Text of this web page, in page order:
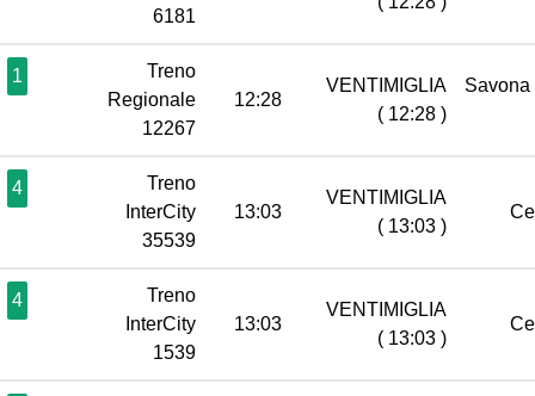
6181
1
Treno
Regionale
12267
12:28
VENTIMIGLIA
( 12:28 )
Savona
4
Treno
InterCity
35539
13:03
VENTIMIGLIA
( 13:03 )
4
Treno
InterCity
1539
13:03
VENTIMIGLIA
( 13:03 )